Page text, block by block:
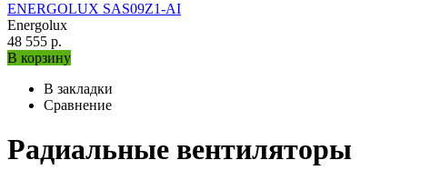
ENERGOLUX SAS09Z1-AI
Energolux
48 555 р.
В корзину
В закладки
Сравнение
Радиальные вентиляторы